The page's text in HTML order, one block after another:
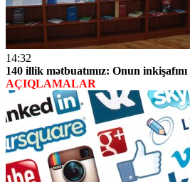
14:32
140 illik mətbuatımız: Onun
AÇIQLAMALAR